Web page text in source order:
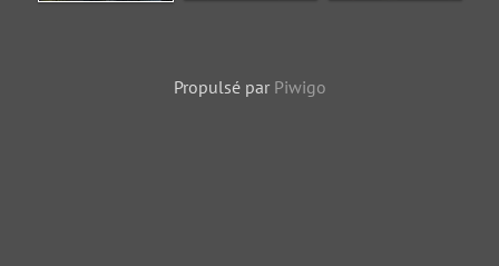
Propulsé par Piwigo